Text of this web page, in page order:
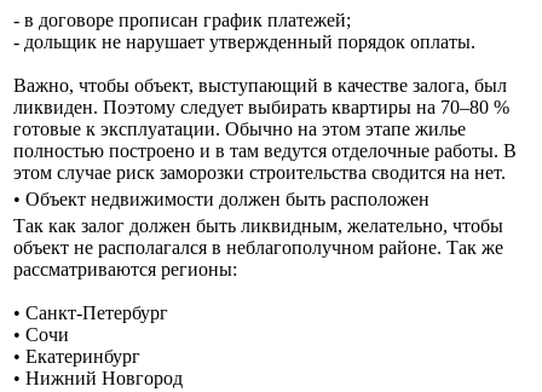
- в договоре прописан график платежей;
- дольщик не нарушает утвержденный порядок оплаты.
Важно, чтобы объект, выступающий в качестве залога, был
ликвиден. Поэтому следует выбирать квартиры на 70–80 %
готовые к эксплуатации. Обычно на этом этапе жилье
полностью построено и в там ведутся отделочные работы. В
этом случае риск заморозки строительства сводится на нет.
• Объект недвижимости должен быть расположен
Так как залог должен быть ликвидным, желательно, чтобы
объект не располагался в неблагополучном районе. Так же
рассматриваются регионы:
• Санкт-Петербург
• Сочи
• Екатеринбург
• Нижний Новгород